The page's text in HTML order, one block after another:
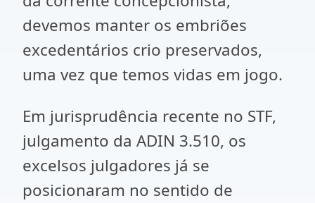
devemos manter os embriões
excedentários crio preservados,
uma vez que temos vidas em jogo.
Em jurisprudência recente no STF,
julgamento da ADIN 3.510, os
excelsos julgadores já se
posicionaram no sentido de